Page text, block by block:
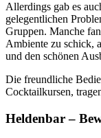
Allerdings gab es
gelegentlichen
Gruppen. Manche
Ambiente zu schick,
und den schönen
Die freundliche
Cocktailkursen,
Heldenbar–